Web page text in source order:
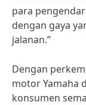
para
dengan gaya
jalanan.”
Dengan
motor Yamaha
konsumen